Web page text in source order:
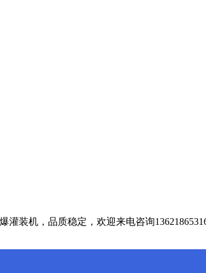
装机，品质稳定，欢迎来电咨询